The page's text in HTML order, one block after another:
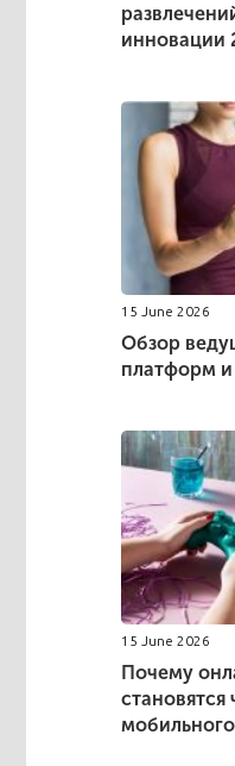
инновации
15 June 2026
Обзор
платформ
15 June 2026
Почему
становятся